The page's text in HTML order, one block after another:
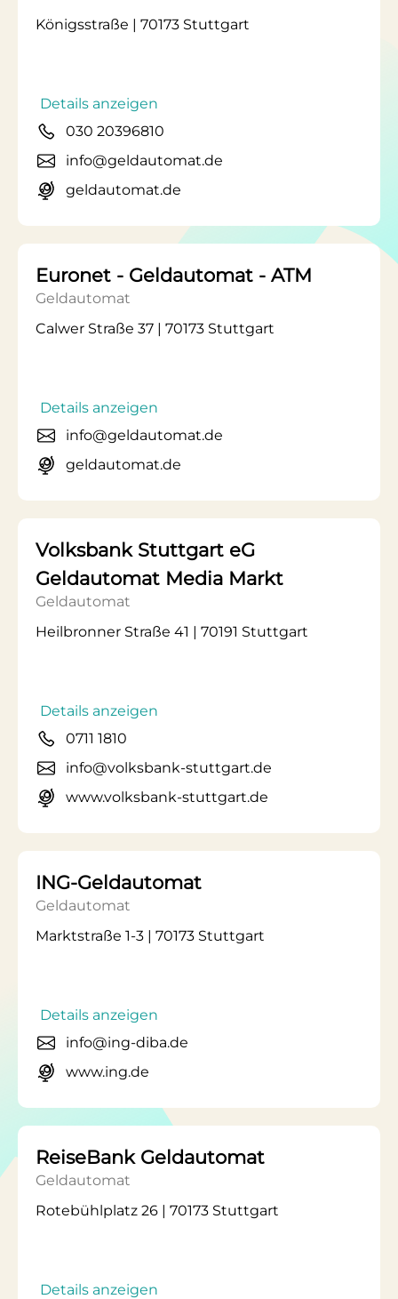
Königsstraße | 70173 Stuttgart
Details anzeigen
030 20396810
info@geldautomat.de
geldautomat.de
Euronet - Geldautomat - ATM
Geldautomat
Calwer Straße 37 | 70173 Stuttgart
Details anzeigen
info@geldautomat.de
geldautomat.de
Volksbank Stuttgart eG
Geldautomat Media Markt
Geldautomat
Heilbronner Straße 41 | 70191 Stuttgart
Details anzeigen
0711 1810
info@volksbank-stuttgart.de
www.volksbank-stuttgart.de
ING-Geldautomat
Geldautomat
Marktstraße 1-3 | 70173 Stuttgart
Details anzeigen
info@ing-diba.de
www.ing.de
ReiseBank Geldautomat
Geldautomat
Rotebühlplatz 26 | 70173 Stuttgart
Details anzeigen